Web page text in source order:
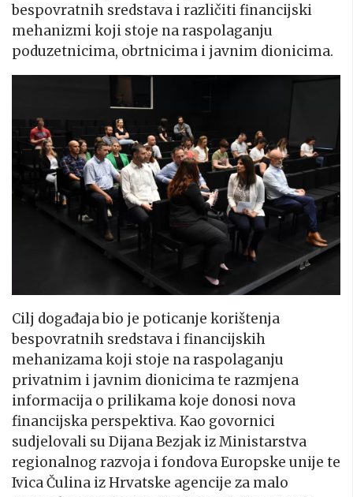
bespovratnih sredstava i različiti financijski
mehanizmi koji stoje na raspolaganju
poduzetnicima, obrtnicima i javnim dionicima.
Cilj događaja bio je poticanje korištenja
bespovratnih sredstava i financijskih
mehanizama koji stoje na raspolaganju
privatnim i javnim dionicima te razmjena
informacija o prilikama koje donosi nova
financijska perspektiva. Kao govornici
sudjelovali su Dijana Bezjak iz Ministarstva
regionalnog razvoja i fondova Europske unije te
Ivica Čulina iz Hrvatske agencije za malo